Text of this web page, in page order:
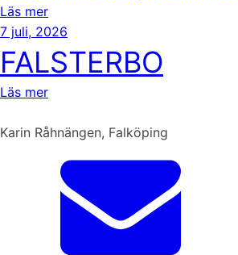
Läs mer
7 juli, 2026
FALSTERBO
Läs mer
Karin Råhnängen, Falköping